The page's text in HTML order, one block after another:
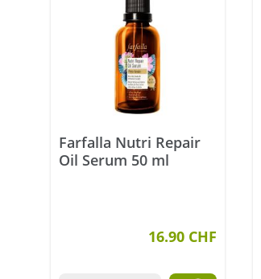
Farfalla Nutri Repair
Oil Serum 50 ml
16.90 CHF